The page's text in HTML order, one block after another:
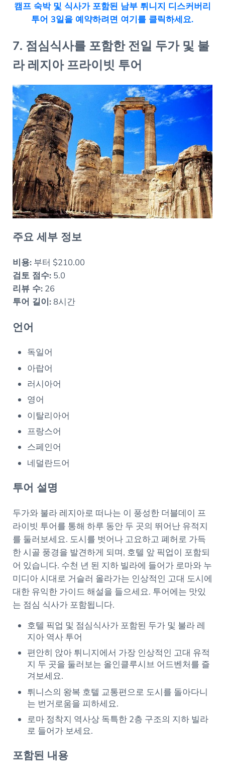
캠프 숙박 및 식사가 포함된 남부 튀니지 디스커버리
투어 3일을 예약하려면 여기를 클릭하세요.
7. 점심식사를 포함한 전일 두가 및 불
라 레지아 프라이빗 투어
주요 세부 정보
비용:부터 $210.00
검토 점수:5.0
리뷰 수:26
투어 길이:8시간
언어
독일어
아랍어
러시아어
영어
이탈리아어
프랑스어
스페인어
네덜란드어
투어 설명
두가와 불라 레지아로 떠나는 이 풍성한 더블데이 프
라이빗 투어를 통해 하루 동안 두 곳의 뛰어난 유적지
를 둘러보세요. 도시를 벗어나 고요하고 폐허로 가득
한 시골 풍경을 발견하게 되며, 호텔 앞 픽업이 포함되
어 있습니다. 수천 년 된 지하 빌라에 들어가 로마와 누
미디아 시대로 거슬러 올라가는 인상적인 고대 도시에
대한 유익한 가이드 해설을 들으세요. 투어에는 맛있
는 점심 식사가 포함됩니다.
호텔 픽업 및 점심식사가 포함된 두가 및 불라 레
지아 역사 투어
편안히 앉아 튀니지에서 가장 인상적인 고대 유적
지 두 곳을 둘러보는 올인클루시브 어드벤처를 즐
겨보세요.
튀니스의 왕복 호텔 교통편으로 도시를 돌아다니
는 번거로움을 피하세요.
로마 정착지 역사상 독특한 2층 구조의 지하 빌라
로 들어가 보세요.
포함된 내용